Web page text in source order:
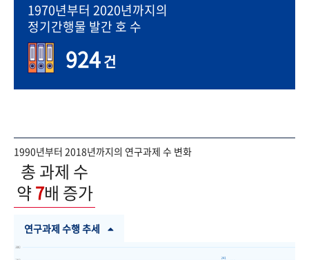
1970년부터 2020년까지의
정기간행물 발간 호 수
924건
1990년부터 2018년까지의 연구과제 수 변화
총 과제 수
약7배 증가
연구과제 수행 추세